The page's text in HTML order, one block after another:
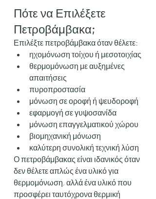
Πότε να Επιλέξετε
Πετροβάμβακα;
Επιλέξτε πετροβάμβακα όταν θέλετε:
ηχομόνωση τοίχου ή μεσοτοιχίας
θερμομόνωση με αυξημένες
απαιτήσεις
πυροπροστασία
μόνωση σε οροφή ή ψευδοροφή
εφαρμογή σε γυψοσανίδα
μόνωση επαγγελματικού χώρου
βιομηχανική μόνωση
καλύτερη συνολική τεχνική λύση
Ο πετροβάμβακας είναι ιδανικός όταν
δεν θέλετε απλώς ένα υλικό για
θερμομόνωση, αλλά ένα υλικό που
προσφέρει ταυτόχρονα θερμική